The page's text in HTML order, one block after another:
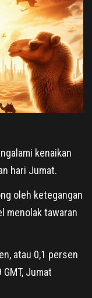
kenaikan
hari Jumat.
oleh ketegangan
menolak tawaran
atau 0,1 persen
Jumat